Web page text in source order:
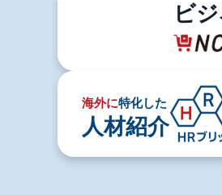
ビ
海外に特化した
人材紹介